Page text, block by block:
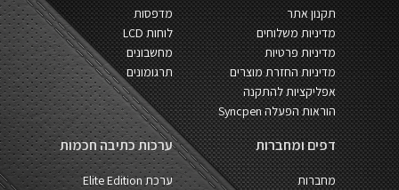
ערכות כתיבה חכמות
ערכת Elite Edition
דפים ומחברות
מחברות
מדפסות
לוחות LCD
מחשבונים
תרגומונים
תקנון אתר
מדיניות משלוחים
מדיניות פרטיות
מדיניות החזרת מוצרים
אפליקציות להתקנה
הוראות הפעלה Syncpen